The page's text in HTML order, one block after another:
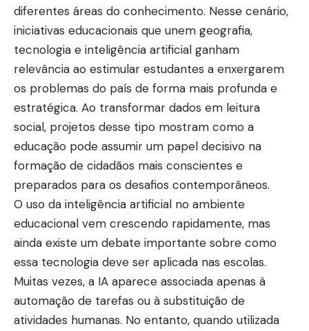
diferentes áreas do conhecimento. Nesse cenário,
iniciativas educacionais que unem geografia,
tecnologia e inteligência artificial ganham
relevância ao estimular estudantes a enxergarem
os problemas do país de forma mais profunda e
estratégica. Ao transformar dados em leitura
social, projetos desse tipo mostram como a
educação pode assumir um papel decisivo na
formação de cidadãos mais conscientes e
preparados para os desafios contemporâneos.
O uso da inteligência artificial no ambiente
educacional vem crescendo rapidamente, mas
ainda existe um debate importante sobre como
essa tecnologia deve ser aplicada nas escolas.
Muitas vezes, a IA aparece associada apenas à
automação de tarefas ou à substituição de
atividades humanas. No entanto, quando utilizada